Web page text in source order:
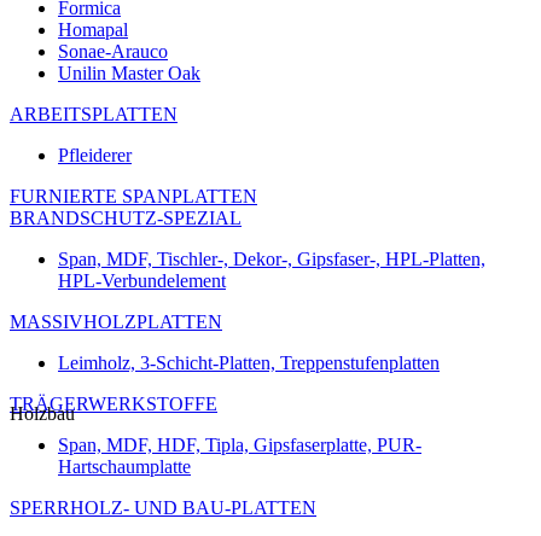
Formica
Homapal
Sonae-Arauco
Unilin Master Oak
ARBEITSPLATTEN
Pfleiderer
FURNIERTE SPANPLATTEN
BRANDSCHUTZ-SPEZIAL
Span, MDF, Tischler-, Dekor-, Gipsfaser-, HPL-Platten,
HPL-Verbundelement
MASSIVHOLZPLATTEN
Leimholz, 3-Schicht-Platten, Treppenstufenplatten
TRÄGERWERKSTOFFE
Span, MDF, HDF, Tipla, Gipsfaserplatte, PUR-
Hartschaumplatte
SPERRHOLZ- UND BAU-PLATTEN
Holzbau